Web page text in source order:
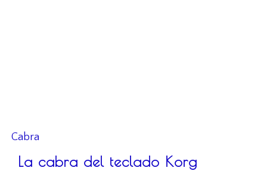
Cabra
La cabra del teclado Korg